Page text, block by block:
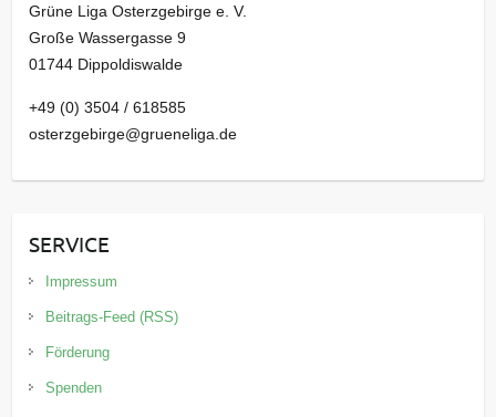
Grüne Liga Osterzgebirge e. V.
Große Wassergasse 9
01744 Dippoldiswalde
+49 (0) 3504 / 618585
osterzgebirge@grueneliga.de
SERVICE
Impressum
Beitrags-Feed (RSS)
Förderung
Spenden